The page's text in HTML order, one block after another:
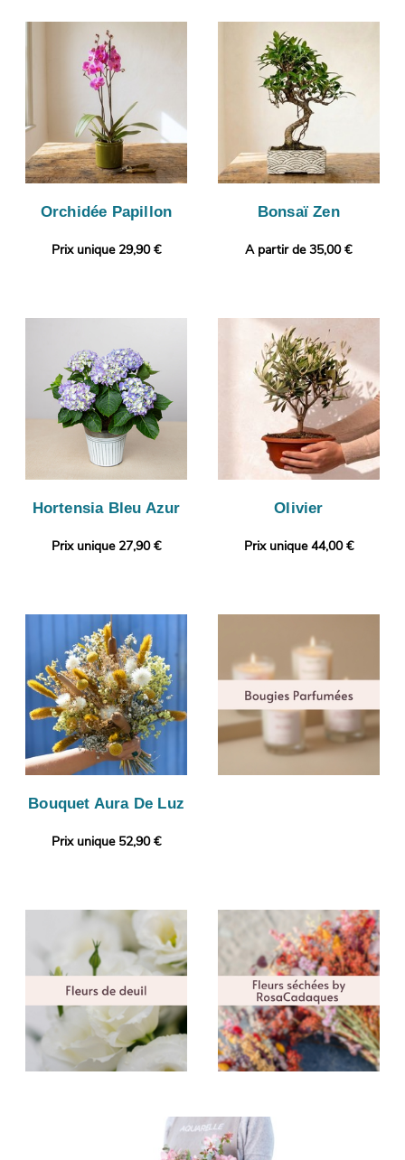
Orchidée Papillon
Prix unique 29,90 €
Bonsaï Zen
A partir de 35,00 €
Hortensia Bleu Azur
Prix unique 27,90 €
Olivier
Prix unique 44,00 €
Bouquet Aura De Luz
Prix unique 52,90 €